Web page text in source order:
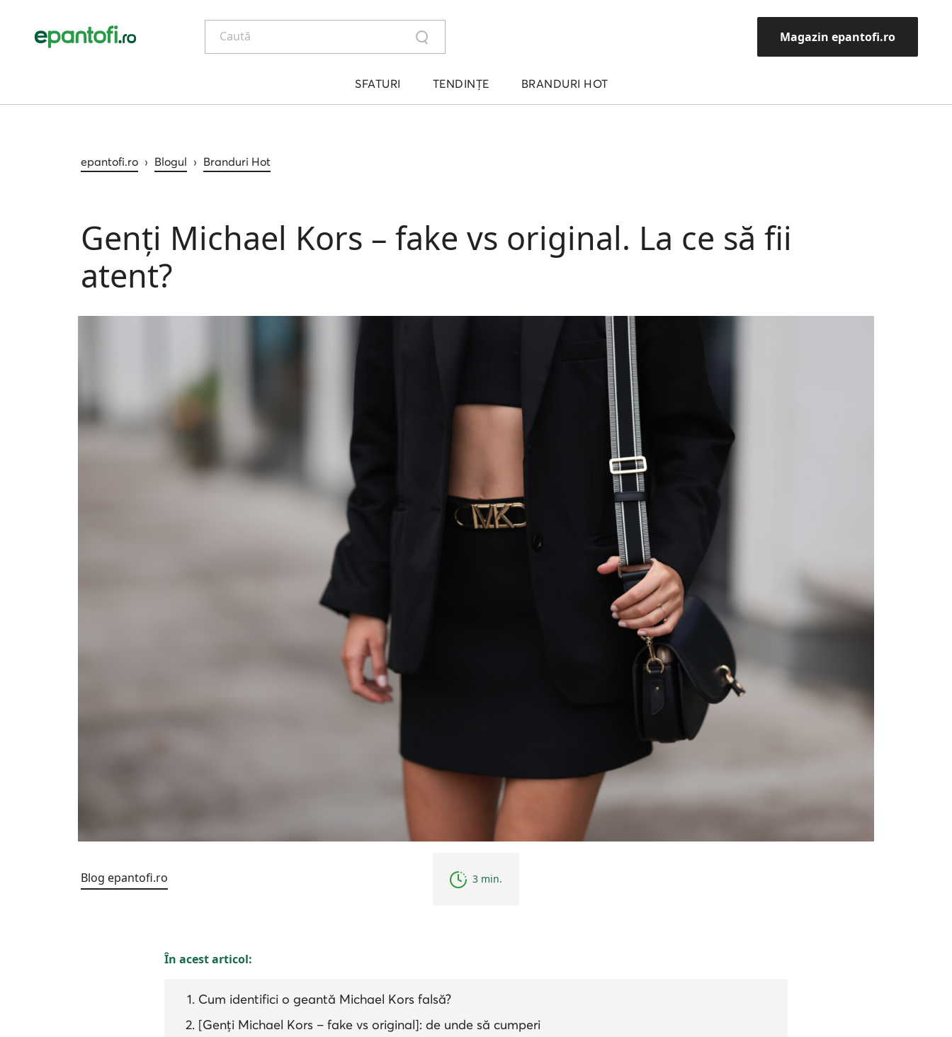
Caută Magazin epantofi.ro
SFATURI TENDINȚE BRANDURI HOT
epantofi.ro › Blogul › Branduri Hot
Genți Michael Kors – fake vs original. La ce să fii
atent?
Blog epantofi.ro 3 min.
În acest articol:
Cum identifici o geantă Michael Kors falsă?
[Genți Michael Kors – fake vs original]: de unde să cumperi